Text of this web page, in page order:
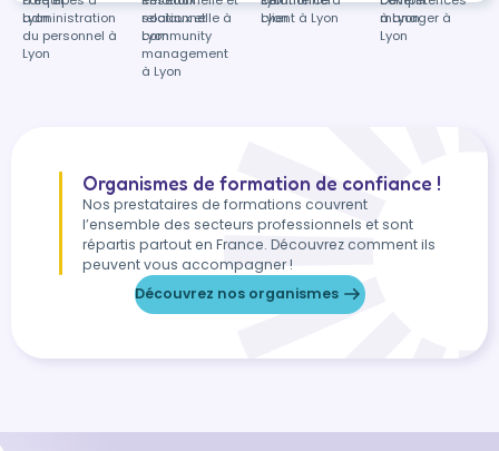
Lyon
relationnelle à
Lyon
Lyon
à Lyon
administration
du personnel à
Lyon
sociaux et
community
management
à Lyon
client à Lyon
manager à
Lyon
Organismes de formation de confiance !
Nos prestataires de formations couvrent
l’ensemble des secteurs professionnels et sont
répartis partout en France. Découvrez comment ils
peuvent vous accompagner !
Découvrez nos organismes